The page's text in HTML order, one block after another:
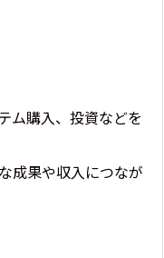
ム購入、投資などを
成果や収入につなが